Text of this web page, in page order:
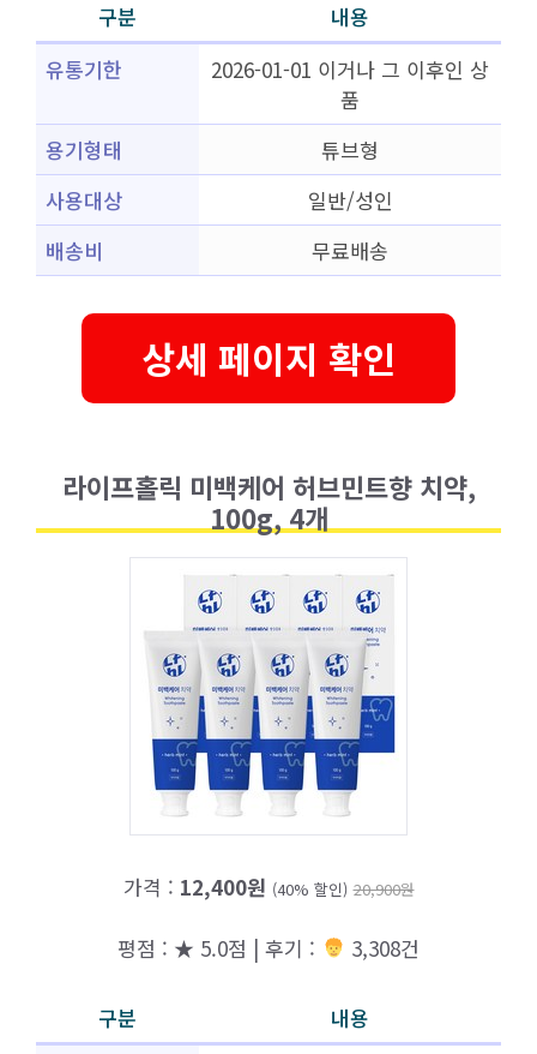
구분
내용
유통기한
2026-01-01 이거나 그 이후인 상
품
용기형태
튜브형
사용대상
일반/성인
배송비
무료배송
상세 페이지 확인
라이프홀릭 미백케어 허브민트향 치약,
100g, 4개
가격 : 12,400원 (40% 할인) 20,900원
평점 : ★ 5.0점 | 후기 : 3,308건
구분
내용